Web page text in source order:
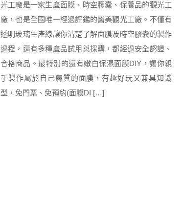
光工廠是一家生產面膜、時空膠囊、保養品的觀光工
廠，也是全國唯一經過評鑑的醫美觀光工廠。不僅有
透明玻璃生產線讓你清楚了解面膜及時空膠囊的製作
過程，還有多種產品試用與採購，都經過安全認證、
合格商品。最特別的還有嫩白保濕面膜DIY，讓你親
手製作屬於自己膚質的面膜，有趣好玩又兼具知識
型，免門票、免預約(面膜DI […]